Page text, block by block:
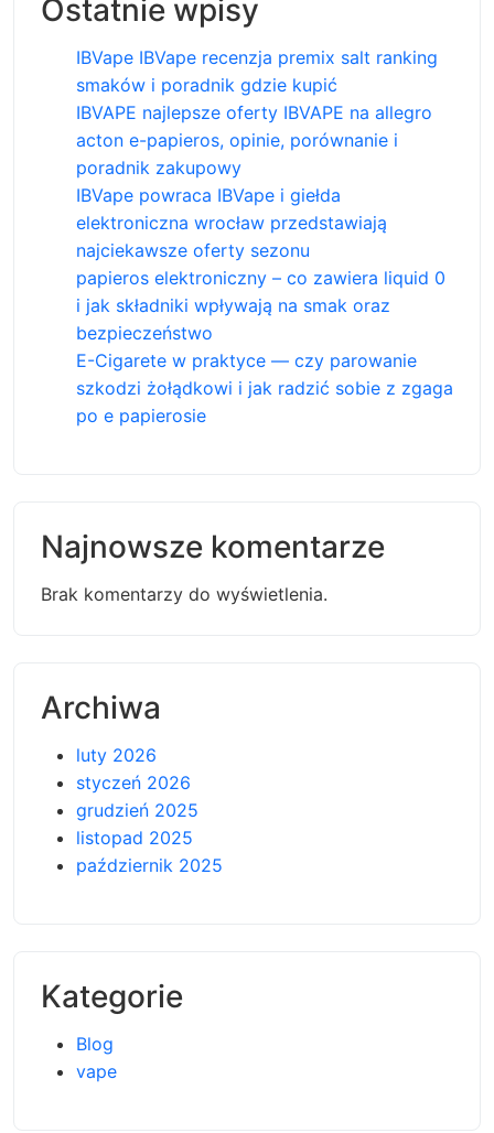
Ostatnie wpisy
IBVape IBVape recenzja premix salt ranking
smaków i poradnik gdzie kupić
IBVAPE najlepsze oferty IBVAPE na allegro
acton e-papieros, opinie, porównanie i
poradnik zakupowy
IBVape powraca IBVape i giełda
elektroniczna wrocław przedstawiają
najciekawsze oferty sezonu
papieros elektroniczny – co zawiera liquid 0
i jak składniki wpływają na smak oraz
bezpieczeństwo
E-Cigarete w praktyce — czy parowanie
szkodzi żołądkowi i jak radzić sobie z zgaga
po e papierosie
Najnowsze komentarze
Brak komentarzy do wyświetlenia.
Archiwa
luty 2026
styczeń 2026
grudzień 2025
listopad 2025
październik 2025
Kategorie
Blog
vape